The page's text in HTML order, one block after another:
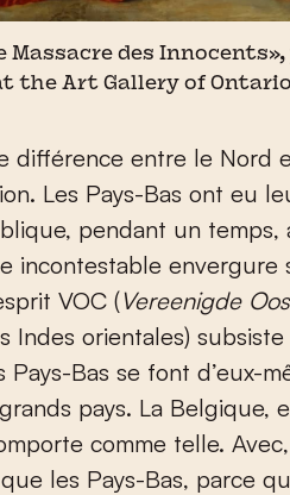
Massacre des
the Art Gallery of
différence entre le Nord
Les Pays-Bas ont eu
pendant un temps,
incontestable
VOC (Vereenigde
Indes orientales)
Pays-Bas se font d’eux-
pays. La Belgique,
comme telle.
les Pays-Bas, parce